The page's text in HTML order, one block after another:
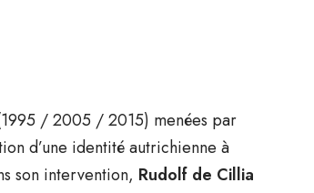
/ 2005 / 2015) menées par
d’une identité autrichienne à
son intervention, Rudolf de Cillia